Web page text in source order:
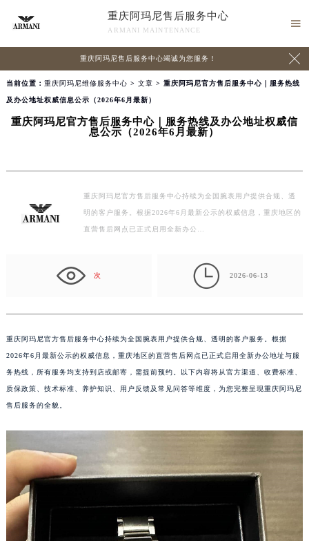
重庆阿玛尼售后服务中心
ARMANI MAINTENANCE

重庆阿玛尼售后服务中心竭诚为您服务！ 
当前位置： 重庆阿玛尼维修服务中心 > 文章 > 重庆阿玛尼官方售后服务中心｜服务热线
及办公地址权威信息公示（2026年6月最新）
重庆阿玛尼官方售后服务中心｜服务热线及办公地址权威信
息公示（2026年6月最新）
重庆阿玛尼官方售后服务中心持续为全国腕表用户提供合规、透
明的客户服务。根据2026年6月最新公示的权威信息，重庆地区的
直营售后网点已正式启用全新办公…
次  2026-06-13
重庆阿玛尼官方售后服务中心持续为全国腕表用户提供合规、透明的客户服务。根据
2026年6月最新公示的权威信息，重庆地区的直营售后网点已正式启用全新办公地址与服
务热线，所有服务均支持到店或邮寄，需提前预约。以下内容将从官方渠道、收费标准、
质保政策、技术标准、养护知识、用户反馈及常见问答等维度，为您完整呈现重庆阿玛尼
售后服务的全貌。